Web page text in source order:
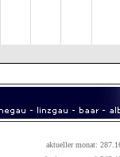
aktueller monat: